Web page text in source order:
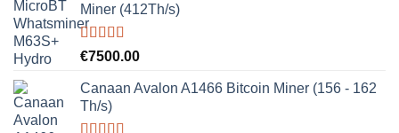
Miner (412Th/s)
Rated5.00
€7500.00
Canaan Avalon A1466 Bitcoin Miner (156 - 162
Th/s)